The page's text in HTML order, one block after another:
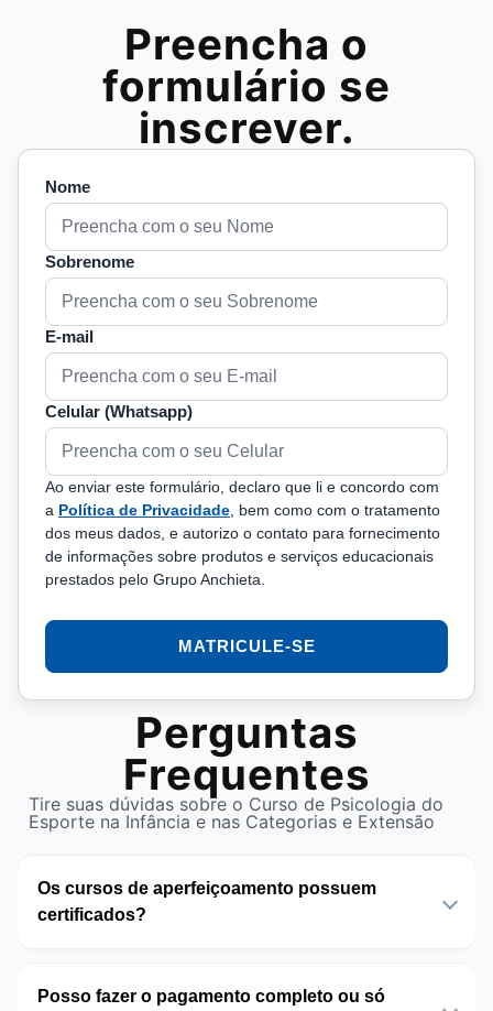
Preencha o
formulário se
inscrever.
Nome
Sobrenome
E-mail
Celular (Whatsapp)
Ao enviar este formulário, declaro que li e concordo com
a Política de Privacidade , bem como com o tratamento
dos meus dados, e autorizo o contato para fornecimento
de informações sobre produtos e serviços educacionais
prestados pelo Grupo Anchieta.
MATRICULE-SE
Perguntas
Frequentes
Tire suas dúvidas sobre o Curso de Psicologia do
Esporte na Infância e nas Categorias e Extensão
Os cursos de aperfeiçoamento possuem
certificados?
Posso fazer o pagamento completo ou só